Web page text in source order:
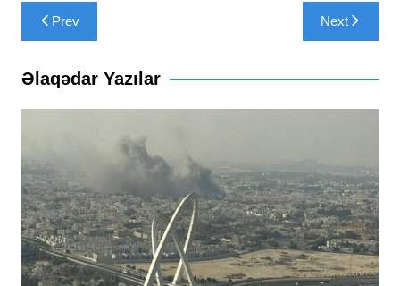
Yazı
naviqasiyası
Prev Next
Əlaqədar Yazılar